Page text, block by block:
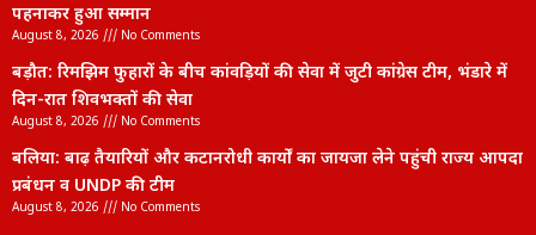
पहनाकर हुआ सम्मान
August 8, 2026 No Comments
बड़ौत: रिमझिम फुहारों के बीच कांवड़ियों की सेवा में जुटी कांग्रेस टीम, भंडारे में
दिन-रात शिवभक्तों की सेवा
August 8, 2026 No Comments
बलिया: बाढ़ तैयारियों और कटानरोधी कार्यों का जायजा लेने पहुंची राज्य आपदा
प्रबंधन व UNDP की टीम
August 8, 2026 No Comments